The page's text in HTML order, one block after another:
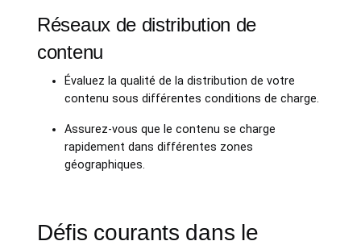
Réseaux de distribution de
contenu
Évaluez la qualité de la distribution de votre
contenu sous différentes conditions de charge.
Assurez-vous que le contenu se charge
rapidement dans différentes zones
géographiques.
Défis courants dans le